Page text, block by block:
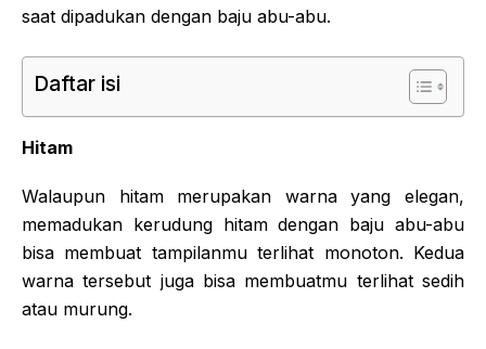
saat dipadukan dengan baju abu-abu.
Daftar isi
Hitam
Walaupun hitam merupakan warna yang elegan,
memadukan kerudung hitam dengan baju abu-abu
bisa membuat tampilanmu terlihat monoton. Kedua
warna tersebut juga bisa membuatmu terlihat sedih
atau murung.